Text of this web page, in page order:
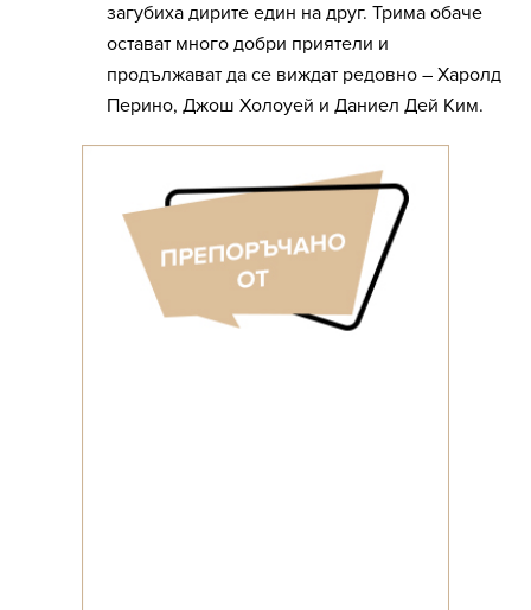
загубиха дирите един на друг. Трима обаче
остават много добри приятели и
продължават да се виждат редовно – Харолд
Перино, Джош Холоуей и Даниел Дей Ким.